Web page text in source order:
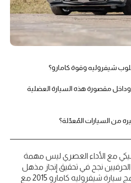
شيفروليه وقوة كامارو؟
مقصورة هذه السيارة العضلية
من السيارات المُعدّلة؟
مع الأداء العصري ليس مهمة
نجح في تحقيق إنجاز مذهل
يستحق التقدير. من خلال دمج سيارة شيفروليه كامارو 2015 مع